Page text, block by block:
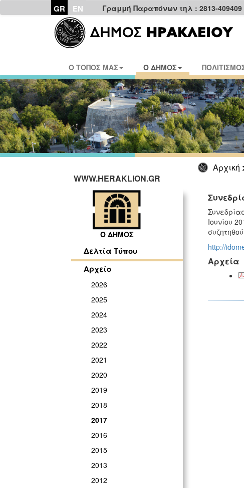
GR EN Γραμμή Παραπόνων τηλ : 2813-409409
Ο ΤΟΠΟΣ ΜΑΣ Ο ΔΗΜΟΣ
Αρχική
WWW.HERAKLION.GR
Ο ΔΗΜΟΣ
Δελτία Τύπου
Αρχείο
2026
2025
2024
2023
2022
2021
2020
2019
2018
2017
2016
2015
2013
2012
Ιουνίου
http://
Αρχεία